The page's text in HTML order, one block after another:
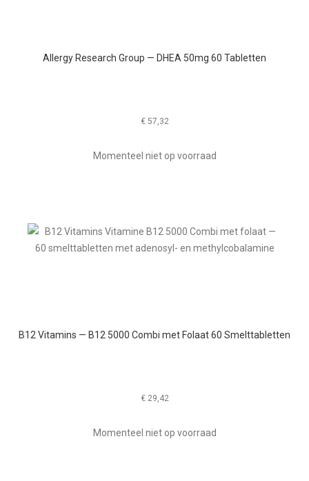
Allergy Research Group — DHEA 50mg 60 Tabletten
€57,32
Momenteel niet op voorraad
B12 Vitamins — B12 5000 Combi met Folaat 60 Smelttabletten
€29,42
Momenteel niet op voorraad